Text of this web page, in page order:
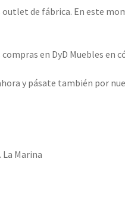
de fábrica. En este
en DyD Muebles en
y pásate también por
La Marina